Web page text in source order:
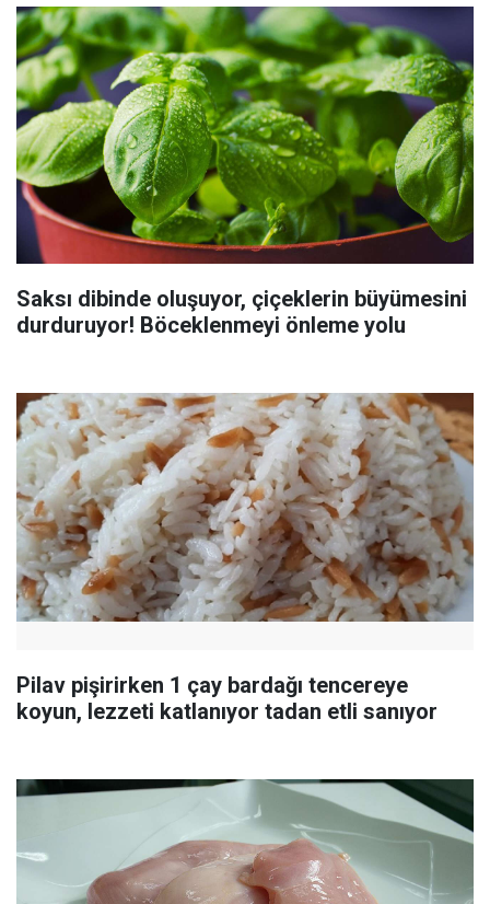
Saksı dibinde oluşuyor, çiçeklerin büyümesini
durduruyor! Böceklenmeyi önleme yolu
Pilav pişirirken 1 çay bardağı tencereye
koyun, lezzeti katlanıyor tadan etli sanıyor